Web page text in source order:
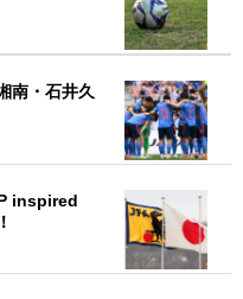
南・石井久
inspired